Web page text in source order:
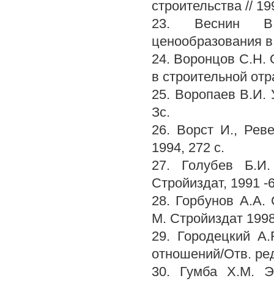
строительства //
23. Веснин
ценообразования
24. Воронцов С.Н.
в строительной
25. Воропаев В.И.
Зс.
26. Ворст И.,
1994, 272 с.
27. Голубев Б.И.
Стройиздат, 1991 -
28. Горбунов А.А.
М. Стройиздат
29. Городецкий
отношений/Отв.
30. Гумба Х.М.